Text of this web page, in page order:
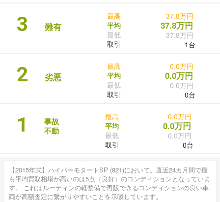
3 難有
最高
平均
最低
取引
37.8万円
37.8万円
37.8万円
1台
2 劣悪
最高
平均
最低
取引
0.0万円
0.0万円
0.0万円
0台
1
事故
不動
最高
平均
最低
取引
0.0万円
0.0万円
0.0万円
0台
【2015年式】ハイパーモタートSP (821)において。直近24カ月間で最
も平均買取相場が高いのは5点（良好）のコンディションとなっていま
す。 これはルーティンの軽整備で再販できるコンディションの良い車
両が高額査定に繋がりやすいことを示唆しています。